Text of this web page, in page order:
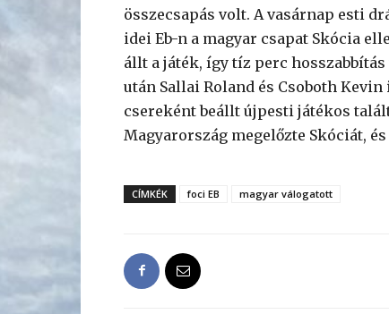
összecsapás volt. A vasárnap esti
idei Eb-n a magyar csapat Skócia
állt a játék, így tíz perc
után Sallai Roland és Csoboth
csereként beállt újpesti játékos
Magyarország megelőzte Skóciát,
CÍMKÉK foci EB magyar válogatott